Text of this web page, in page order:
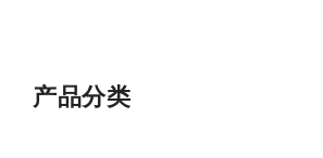
产品分类